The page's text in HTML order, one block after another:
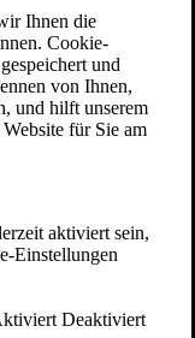
Ihnen die
Cookie-
und
von Ihnen,
und hilft unserem
für Sie am
aktiviert sein,
Einstellungen
Deaktiviert